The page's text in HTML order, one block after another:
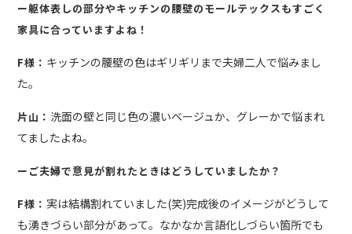
ー躯体表しの部分やキッチンの腰壁のモールテックスもすごく
家具に合っていますよね！
F様： キッチンの腰壁の色はギリギリまで夫婦二人で悩みまし
た。
片山： 洗面の壁と同じ色の濃いベージュか、グレーかで悩まれ
てましたよね。
ーご夫婦で意見が割れたときはどうしていましたか？
F様：実は結構割れていました(笑)完成後のイメージがどうして
も湧きづらい部分があって。なかなか言語化しづらい箇所でも